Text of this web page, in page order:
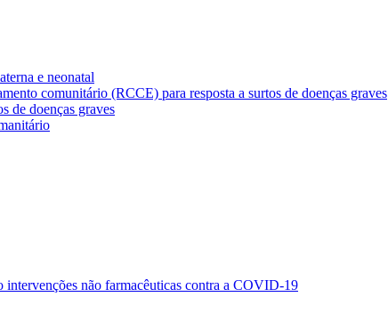
e neonatal
comunitário (RCCE) para resposta a surtos de doenças graves
de doenças graves
intervenções não farmacêuticas contra a COVID-19